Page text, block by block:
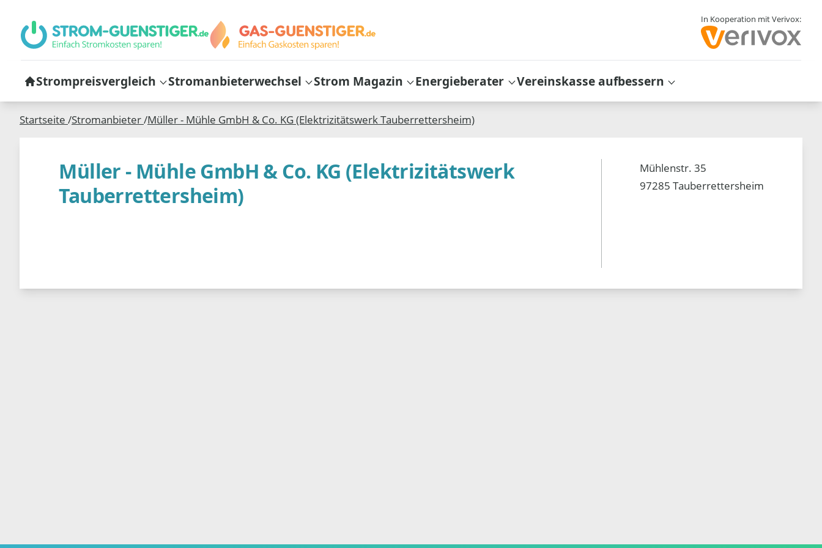
In Kooperation mit Verivox:
Strompreisvergleich Stromanbieterwechsel Strom Magazin Energieberater Vereinskasse aufbessern
Startseite /Stromanbieter/Müller - Mühle GmbH & Co. KG (Elektrizitätswerk Tauberrettersheim)
Müller - Mühle GmbH & Co. KG (Elektrizitätswerk
Tauberrettersheim)
Mühlenstr. 35
97285 Tauberrettersheim